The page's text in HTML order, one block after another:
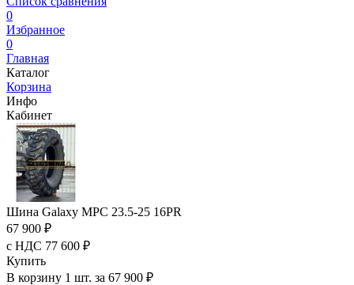
0
Избранное
0
Главная
Каталог
Корзина
Инфо
Кабинет
Шина Galaxy MPC 23.5-25 16PR
67 900 ₽
с НДС 77 600 ₽
Купить
В корзину 1 шт. за 67 900 ₽